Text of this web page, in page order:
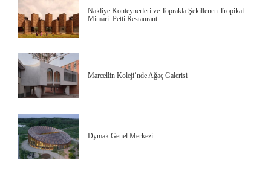
Nakliye Konteynerleri ve Toprakla Şekillenen Tropikal
Mimari: Petti Restaurant
Marcellin Koleji’nde Ağaç Galerisi
Dymak Genel Merkezi